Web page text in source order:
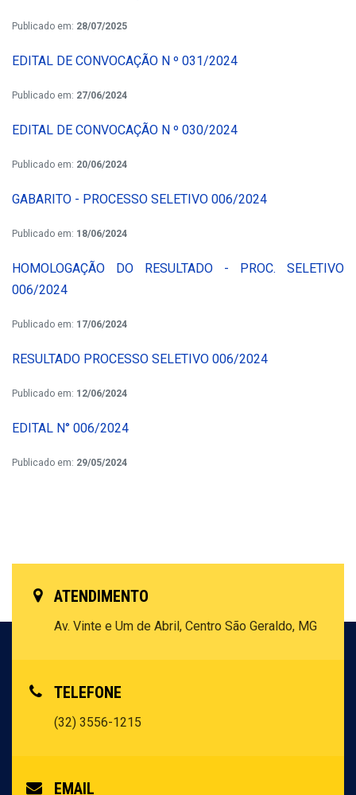
Publicado em: 28/07/2025
EDITAL DE CONVOCAÇÃO N º 031/2024
Publicado em: 27/06/2024
EDITAL DE CONVOCAÇÃO N º 030/2024
Publicado em: 20/06/2024
GABARITO - PROCESSO SELETIVO 006/2024
Publicado em: 18/06/2024
HOMOLOGAÇÃO DO RESULTADO - PROC. SELETIVO
006/2024
Publicado em: 17/06/2024
RESULTADO PROCESSO SELETIVO 006/2024
Publicado em: 12/06/2024
EDITAL N° 006/2024
Publicado em: 29/05/2024
ATENDIMENTO
Av. Vinte e Um de Abril, Centro São Geraldo, MG
TELEFONE
(32) 3556-1215
EMAIL